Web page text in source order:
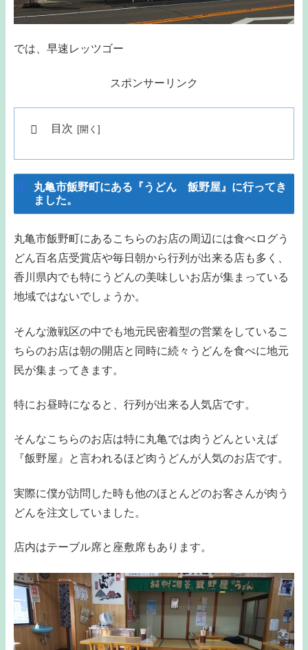
では、早速レッツゴー
スポンサーリンク
目次
丸亀市飯野町にある『うどん 飯野屋』に行ってき
ました。
丸亀市飯野町にあるこちらのお店の周辺には食べログう
どん百名店受賞店や毎日朝から行列が出来る店も多く、
香川県内でも特にうどんの美味しいお店が集まっている
地域ではないでしょうか。
そんな激戦区の中でも地元民密着型の営業をしているこ
ちらのお店は朝の開店と同時に続々うどんを食べに地元
民が集まってきます。
特にお昼時になると、行列が出来る人気店です。
そんなこちらのお店は特に丸亀では肉うどんといえば
『飯野屋』と言われるほど肉うどんが人気のお店です。
実際に僕が訪問した時も他のほとんどのお客さんが肉う
どんを注文していました。
店内はテーブル席と座敷席もあります。